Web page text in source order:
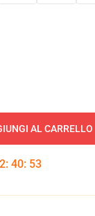
AL CARRELLO
: 40: 52